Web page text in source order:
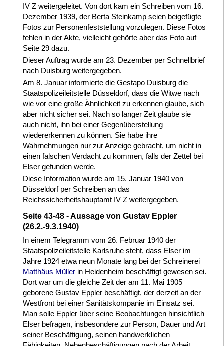
IV Z weitergeleitet. Von dort kam ein Schreiben vom 16.
Dezember 1939, der Berta Steinkamp seien beigefügte
Fotos zur Personenfeststellung vorzulegen. Diese Fotos
fehlen in der Akte, vielleicht gehörte aber das Foto auf
Seite 29 dazu.
Dieser Auftrag wurde am 23. Dezember per Schnellbrief
nach Duisburg weitergegeben.
Am 8. Januar informierte die Gestapo Duisburg die
Staatspolizeileitstelle Düsseldorf, dass die Witwe nach
wie vor eine große Ähnlichkeit zu erkennen glaube, sich
aber nicht sicher sei. Nach so langer Zeit glaube sie
auch nicht, ihn bei einer Gegenüberstellung
wiedererkennen zu können. Sie habe ihre
Wahrnehmungen nur zur Anzeige gebracht, um nicht in
einen falschen Verdacht zu kommen, falls der Zettel bei
Elser gefunden werde.
Diese Information wurde am 15. Januar 1940 von
Düsseldorf per Schreiben an das
Reichssicherheitshauptamt IV Z weitergegeben.
Seite 43-48 - Aussage von Gustav Eppler
(26.2.-9.3.1940)
In einem Telegramm vom 26. Februar 1940 der
Staatspolizeileitstelle Karlsruhe steht, dass Elser im
Jahre 1924 etwa neun Monate lang bei der Schreinerei
Matthäus Müllerin Heidenheim beschäftigt gewesen sei.
Dort war um die gleiche Zeit der am 11. Mai 1905
geborene Gustav Eppler beschäftigt, der derzeit an der
Westfront bei einer Sanitätskompanie im Einsatz sei.
Man solle Eppler über seine Beobachtungen hinsichtlich
Elser befragen, insbesondere zur Person, Dauer und Art
seiner Beschäftigung, seinen handwerklichen